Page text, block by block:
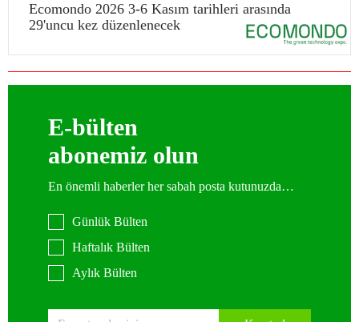
Ecomondo 2026 3-6 Kasım tarihleri arasında
29'uncu kez düzenlenecek
E-bülten
abonemiz olun
En önemli haberler her sabah posta kutunuzda…
Günlük Bülten
Haftalık Bülten
Aylık Bülten